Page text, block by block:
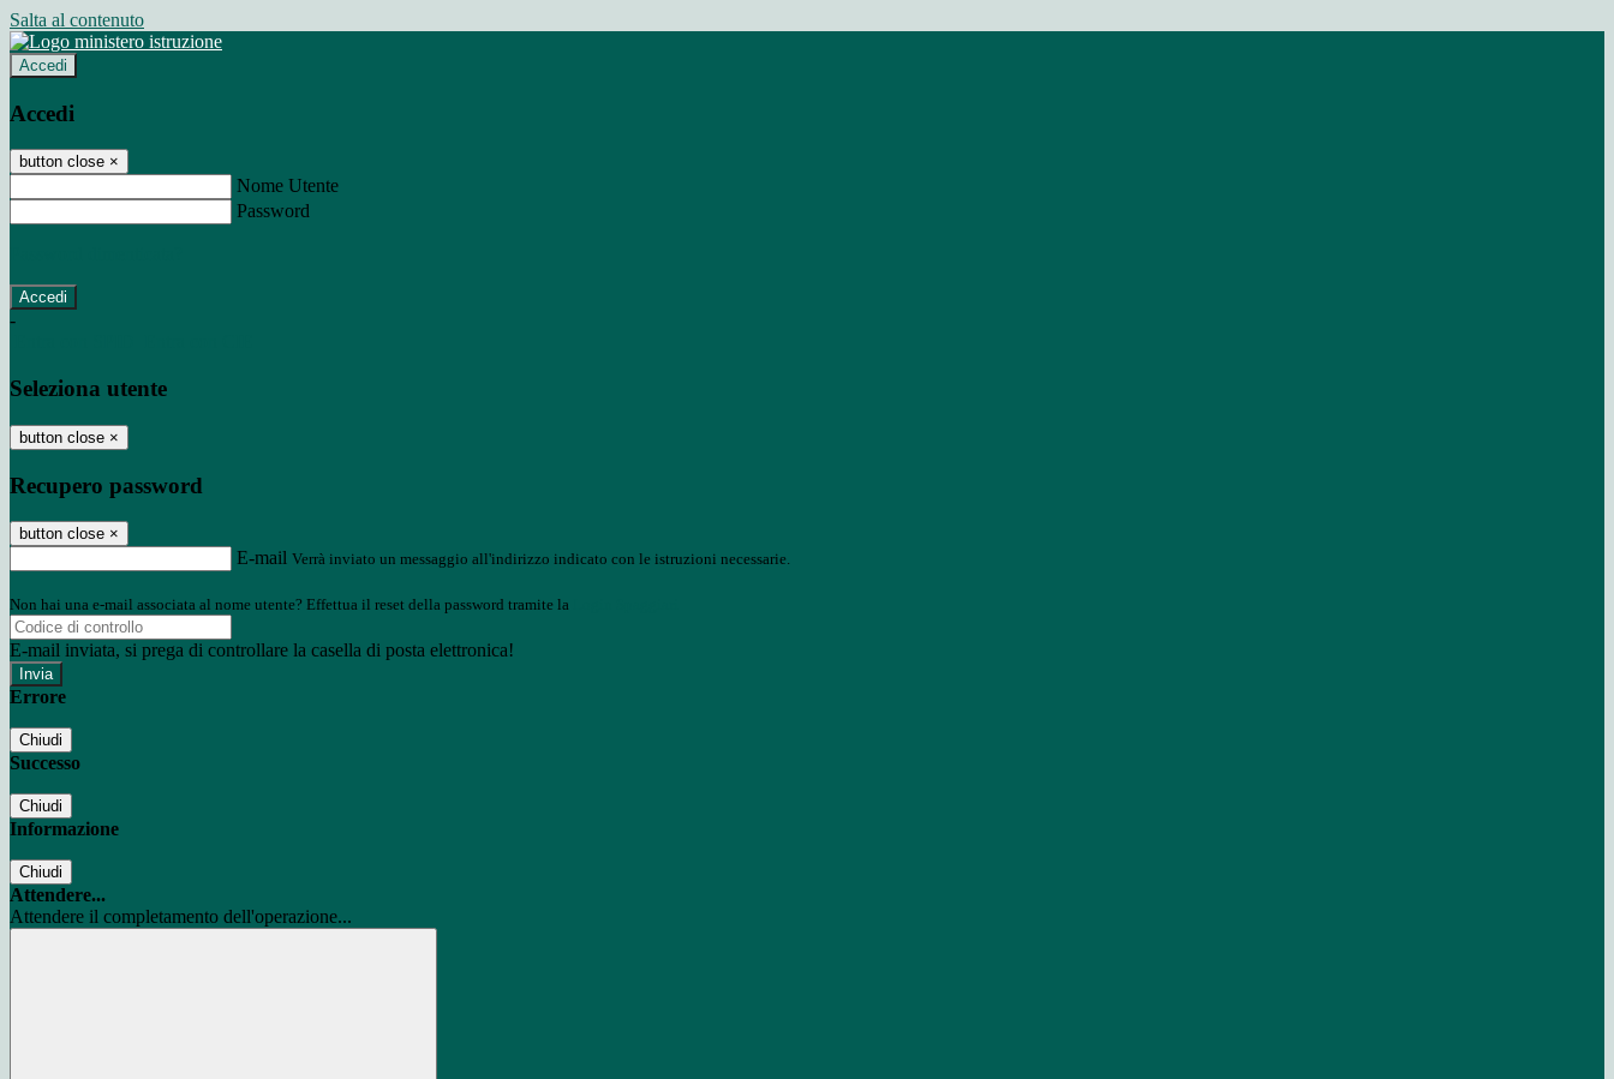
Salta al contenuto
Accedi
Accedi
button close ×
Nome Utente
Password
-
Seleziona utente
button close ×
Recupero password
button close ×
E-mail Verrà inviato un messaggio all'indirizzo indicato con le istruzioni necessarie.
Non hai una e-mail associata al nome utente? Effettua il reset della password tramite la
E-mail inviata, si prega di controllare la casella di posta elettronica!
Errore
Chiudi
Successo
Chiudi
Informazione
Chiudi
Attendere...
Attendere il completamento dell'operazione...